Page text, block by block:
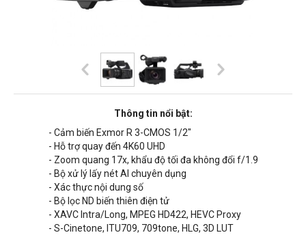
Thông tin nổi bật:
- Cảm biến Exmor R 3-CMOS 1/2"
- Hỗ trợ quay đến 4K60 UHD
- Zoom quang 17x, khẩu độ tối đa không đổi f/1.9
- Bộ xử lý lấy nét AI chuyên dụng
- Xác thực nội dung số
- Bộ lọc ND biến thiên điện tử
- XAVC Intra/Long, MPEG HD422, HEVC Proxy
- S-Cinetone, ITU709, 709tone, HLG, 3D LUT